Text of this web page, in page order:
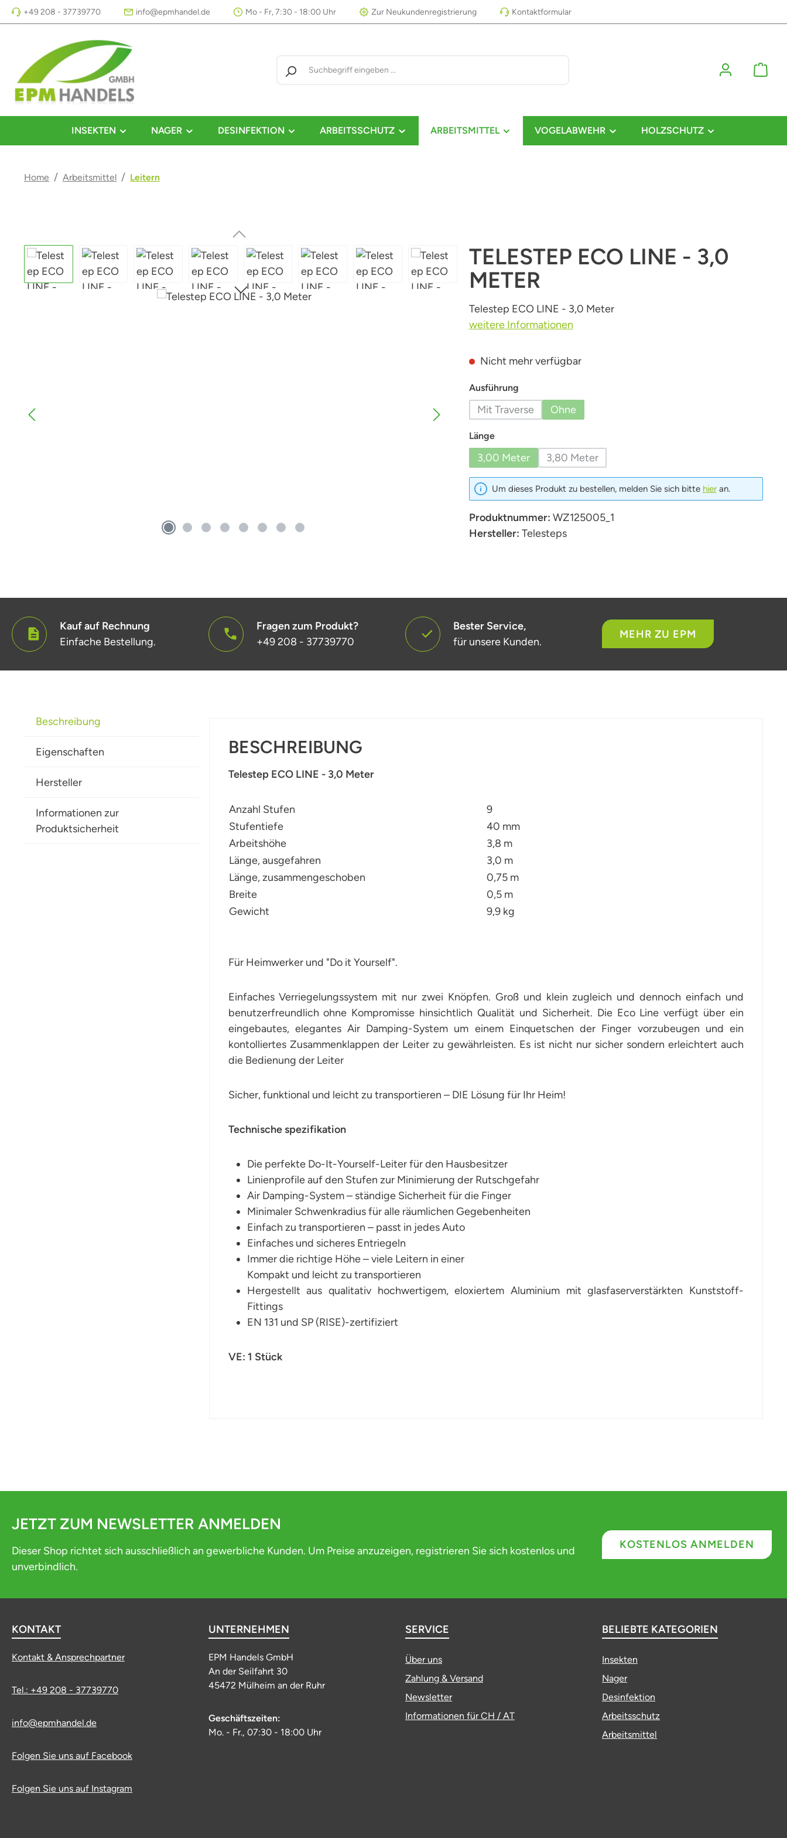
Hauptinhalt springen
Zur Suche springen
Zur Hauptnavigation springen
+49 208 - 37739770 info@epmhandel.de Mo - Fr, 7:30 - 18:00 Uhr Zur Neukundenregistrierung Kontaktformular
INSEKTEN NAGER DESINFEKTION ARBEITSSCHUTZ ARBEITSMITTEL VOGELABWEHR HOLZSCHUTZ
Home / Arbeitsmittel / Leitern
Bildergalerie überspringen
TELESTEP ECO LINE - 3,0
METER
Telestep ECO LINE - 3,0 Meter
weitere Informationen
Nicht mehr verfügbar
Ausführungauswählen
Mit Traverse(Diese Option ist zurzeit nicht verfügbar.)
Ohne(Diese Option ist zurzeit nicht verfügbar.)
Längeauswählen
3,00 Meter
(Diese Option ist zurzeit nicht verfügbar.)
3,80 Meter
(Diese Option ist zurzeit nicht verfügbar.)
Um dieses Produkt zu bestellen, melden Sie sich bitte hieran.
Produktnummer: WZ125005_1
Hersteller: Telesteps
Kauf auf Rechnung
Einfache Bestellung.
Fragen zum Produkt?
+49 208 - 37739770
Bester Service,
für unsere Kunden.
MEHR ZU EPM
Beschreibung
Eigenschaften
Hersteller
Informationen zur
Produktsicherheit
BESCHREIBUNG
Telestep ECO LINE - 3,0 Meter
Anzahl Stufen
9
Stufentiefe
40 mm
Arbeitshöhe
3,8 m
Länge, ausgefahren
3,0 m
Länge, zusammengeschoben
0,75 m
Breite
0,5 m
Gewicht
9,9 kg
Für Heimwerker und "Do it Yourself".
Einfaches Verriegelungssystem mit nur zwei Knöpfen. Groß und klein zugleich und dennoch einfach und
benutzerfreundlich ohne Kompromisse hinsichtlich Qualität und Sicherheit. Die Eco Line verfügt über ein
eingebautes, elegantes Air Damping-System um einem Einquetschen der Finger vorzubeugen und ein
kontolliertes Zusammenklappen der Leiter zu gewährleisten. Es ist nicht nur sicher sondern erleichtert auch
die Bedienung der Leiter
Sicher, funktional und leicht zu transportieren – DIE Lösung für Ihr Heim!
Technische spezifikation
Die perfekte Do-It-Yourself-Leiter für den Hausbesitzer
Linienprofile auf den Stufen zur Minimierung der Rutschgefahr
Air Damping-System – ständige Sicherheit für die Finger
Minimaler Schwenkradius für alle räumlichen Gegebenheiten
Einfach zu transportieren – passt in jedes Auto
Einfaches und sicheres Entriegeln
Immer die richtige Höhe – viele Leitern in einer
Kompakt und leicht zu transportieren
Hergestellt aus qualitativ hochwertigem, eloxiertem Aluminium mit glasfaserverstärkten Kunststoff-
Fittings
EN 131 und SP (RISE)-zertifiziert
VE: 1 Stück
JETZT ZUM NEWSLETTER ANMELDEN
Dieser Shop richtet sich ausschließlich an gewerbliche Kunden. Um Preise anzuzeigen, registrieren Sie sich kostenlos und
unverbindlich.
KOSTENLOS ANMELDEN
KONTAKT
Kontakt & Ansprechpartner
Tel.: +49 208 - 37739770
info@epmhandel.de
Folgen Sie uns auf Facebook
Folgen Sie uns auf Instagram
UNTERNEHMEN
EPM Handels GmbH
An der Seilfahrt 30
45472 Mülheim an der Ruhr
Geschäftszeiten:
Mo. - Fr., 07:30 - 18:00 Uhr
SERVICE
Über uns
Zahlung & Versand
Newsletter
Informationen für CH / AT
BELIEBTE KATEGORIEN
Insekten
Nager
Desinfektion
Arbeitsschutz
Arbeitsmittel